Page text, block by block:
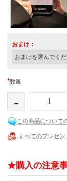
おまけ：
*数量
-
この商品について
すべてのプレゼン
★購入の注意